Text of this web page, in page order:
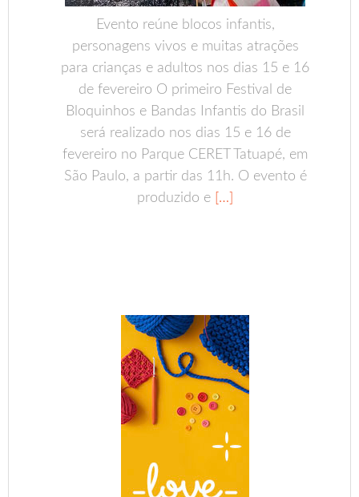
Evento reúne blocos infantis,
personagens vivos e muitas atrações
para crianças e adultos nos dias 15 e 16
de fevereiro O primeiro Festival de
Bloquinhos e Bandas Infantis do Brasil
será realizado nos dias 15 e 16 de
fevereiro no Parque CERET Tatuapé, em
São Paulo, a partir das 11h. O evento é
produzido e […]